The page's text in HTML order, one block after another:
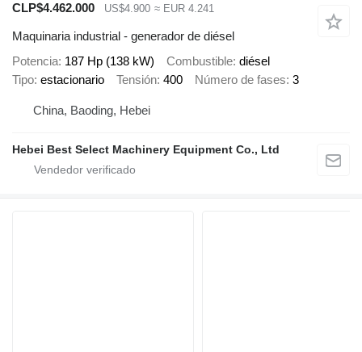
CLP$4.462.000
US$4.900 ≈ EUR 4.241
Maquinaria industrial - generador de diésel
Potencia 187 Hp (138 kW) Combustible diésel
Tipo estacionario Tensión 400 Número de fases 3
China, Baoding, Hebei
Hebei Best Select Machinery Equipment Co., Ltd